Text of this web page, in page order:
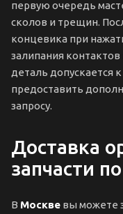
первую очередь
сколов и трещин.
концевика при
залипания
деталь допускается
предоставить
запросу.
Доставка
запчасти
В Москве вы можете